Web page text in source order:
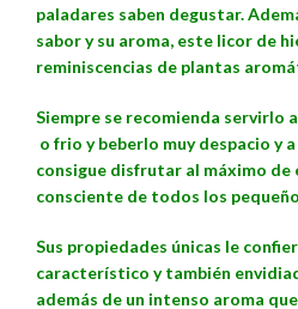
paladares saben degustar.
sabor y su aroma, este licor de
reminiscencias de plantas
Siempre se recomienda servirlo
o frio y beberlo muy despacio y
consigue disfrutar al máximo de
consciente de todos los
Sus propiedades únicas le
característico y también
además de un intenso aroma